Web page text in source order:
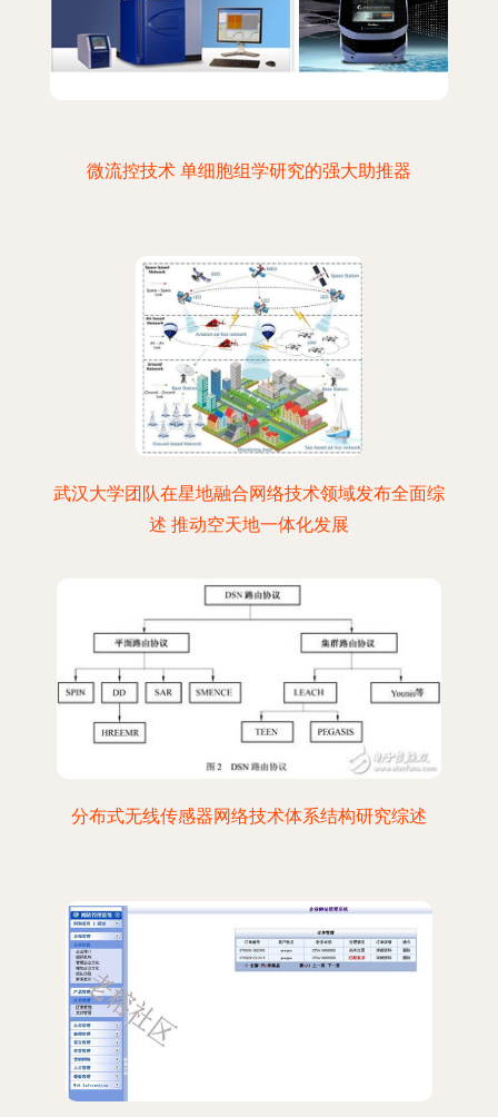
微流控技术 单细胞组学研究的强大助推器
武汉大学团队在星地融合网络技术领域发布全面综
述 推动空天地一体化发展
分布式无线传感器网络技术体系结构研究综述